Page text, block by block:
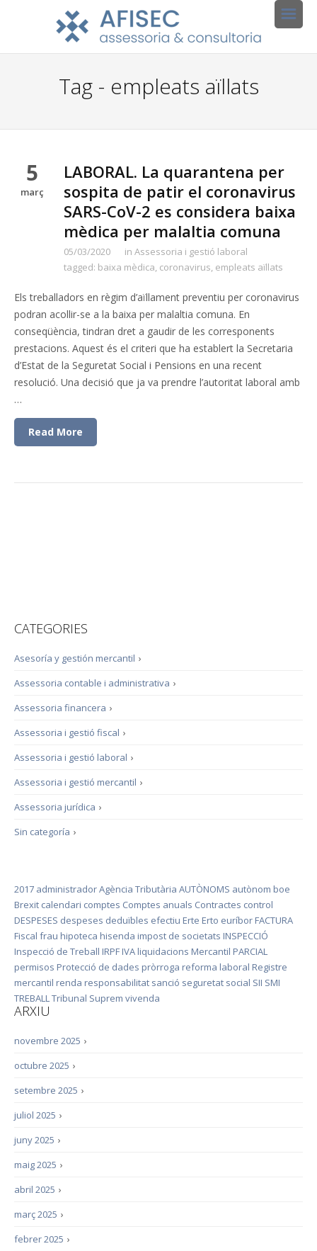
Tag - empleats aïllats
5
març
LABORAL. La quarantena per
sospita de patir el coronavirus
SARS-CoV-2 es considera baixa
mèdica per malaltia comuna
05/03/2020 in Assessoria i gestió laboral
tagged: baixa mèdica, coronavirus, empleats aïllats
Els treballadors en règim d’aïllament preventiu per coronavirus
podran acollir-se a la baixa per malaltia comuna. En
conseqüència, tindran dret a gaudir de les corresponents
prestacions. Aquest és el criteri que ha establert la Secretaria
d’Estat de la Seguretat Social i Pensions en una recent
resolució. Una decisió que ja va prendre l’autoritat laboral amb
…
Read More
CATEGORIES
›
Asesoría y gestión mercantil
›
Assessoria contable i administrativa
›
Assessoria financera
›
Assessoria i gestió fiscal
›
Assessoria i gestió laboral
›
Assessoria i gestió mercantil
›
Assessoria jurídica
›
Sin categoría
2017 administradorAgència Tributària AUTÒNOMS autònom boe
Brexit calendari comptes Comptes anuals Contractes control
DESPESES despeses deduïbles efectiu Erte Erto euríbor FACTURA
Fiscal frau hipoteca hisenda impost de societats INSPECCIÓ
Inspecció de Treball IRPF IVA liquidacions Mercantil PARCIAL
permisos Protecció de dades pròrroga reforma laboral Registre
mercantil renda responsabilitat sanció seguretat social SII SMI
TREBALLTribunal Suprem vivenda
ARXIU
›
novembre 2025
›
octubre 2025
›
setembre 2025
›
juliol 2025
›
juny 2025
›
maig 2025
›
abril 2025
›
març 2025
›
febrer 2025